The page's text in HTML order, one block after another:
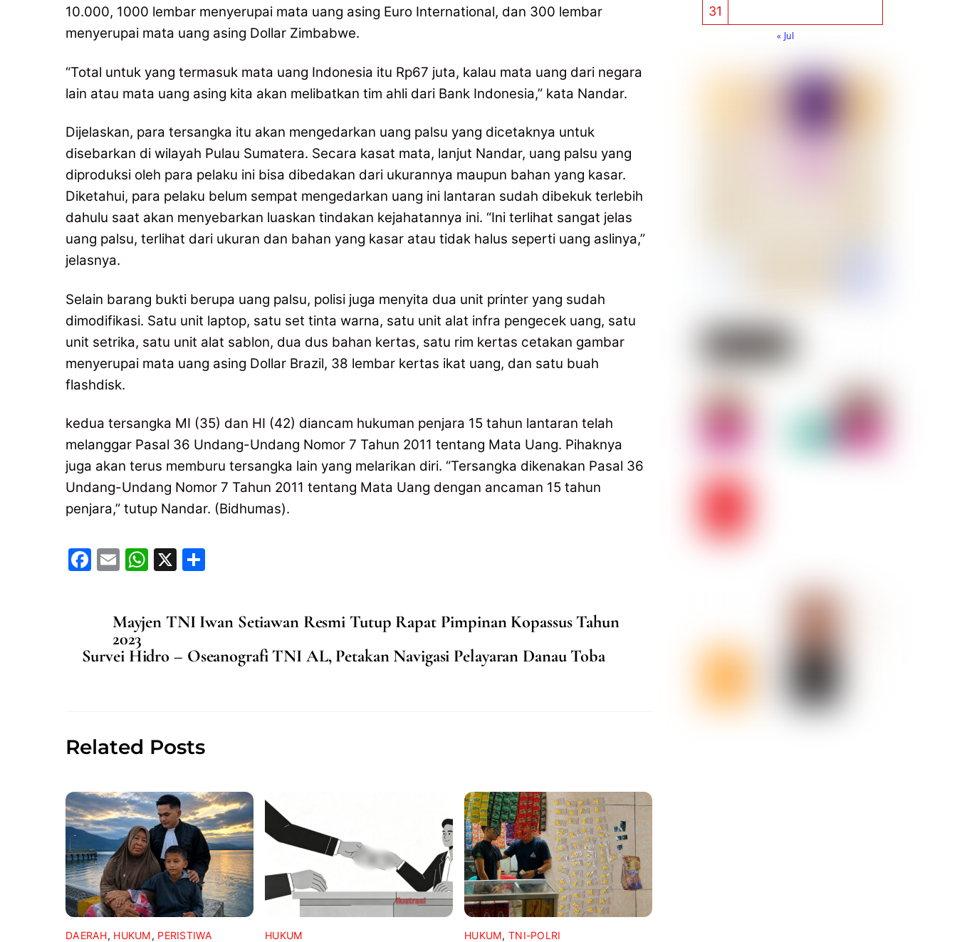
10.000, 1000 lembar menyerupai mata uang asing Euro International, dan 300 lembar
menyerupai mata uang asing Dollar Zimbabwe.
“Total untuk yang termasuk mata uang Indonesia itu Rp67 juta, kalau mata uang dari negara
lain atau mata uang asing kita akan melibatkan tim ahli dari Bank Indonesia,” kata Nandar.
Dijelaskan, para tersangka itu akan mengedarkan uang palsu yang dicetaknya untuk
disebarkan di wilayah Pulau Sumatera. Secara kasat mata, lanjut Nandar, uang palsu yang
diproduksi oleh para pelaku ini bisa dibedakan dari ukurannya maupun bahan yang kasar.
Diketahui, para pelaku belum sempat mengedarkan uang ini lantaran sudah dibekuk terlebih
dahulu saat akan menyebarkan luaskan tindakan kejahatannya ini. “Ini terlihat sangat jelas
uang palsu, terlihat dari ukuran dan bahan yang kasar atau tidak halus seperti uang aslinya,”
jelasnya.
Selain barang bukti berupa uang palsu, polisi juga menyita dua unit printer yang sudah
dimodifikasi. Satu unit laptop, satu set tinta warna, satu unit alat infra pengecek uang, satu
unit setrika, satu unit alat sablon, dua dus bahan kertas, satu rim kertas cetakan gambar
menyerupai mata uang asing Dollar Brazil, 38 lembar kertas ikat uang, dan satu buah
flashdisk.
kedua tersangka MI (35) dan HI (42) diancam hukuman penjara 15 tahun lantaran telah
melanggar Pasal 36 Undang-Undang Nomor 7 Tahun 2011 tentang Mata Uang. Pihaknya
juga akan terus memburu tersangka lain yang melarikan diri. “Tersangka dikenakan Pasal 36
Undang-Undang Nomor 7 Tahun 2011 tentang Mata Uang dengan ancaman 15 tahun
penjara,” tutup Nandar. (Bidhumas).
F
b
E
l
W
s
A
X
e
Mayjen TNI Iwan Setiawan Resmi Tutup Rapat Pimpinan Kopassus Tahun
2023
Survei Hidro – Oseanografi TNI AL, Petakan Navigasi Pelayaran Danau Toba
Related Posts
DAERAH, HUKUM, PERISTIWA HUKUM HUKUM,TNI-POLRI
31
« Jul